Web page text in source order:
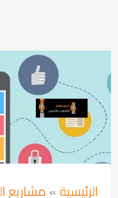
الرئيسية مشاريع